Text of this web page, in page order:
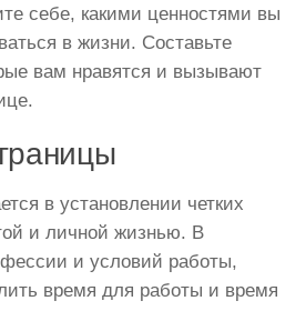
себе, какими ценностями вы
в жизни. Составьте
вам нравятся и вызывают
в установлении четких
и личной жизнью. В
и условий работы,
время для работы и время